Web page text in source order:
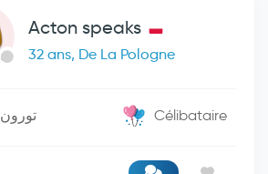
Acton speaks
32 ans, De La Pologne
Pologne / تورون Célibataire